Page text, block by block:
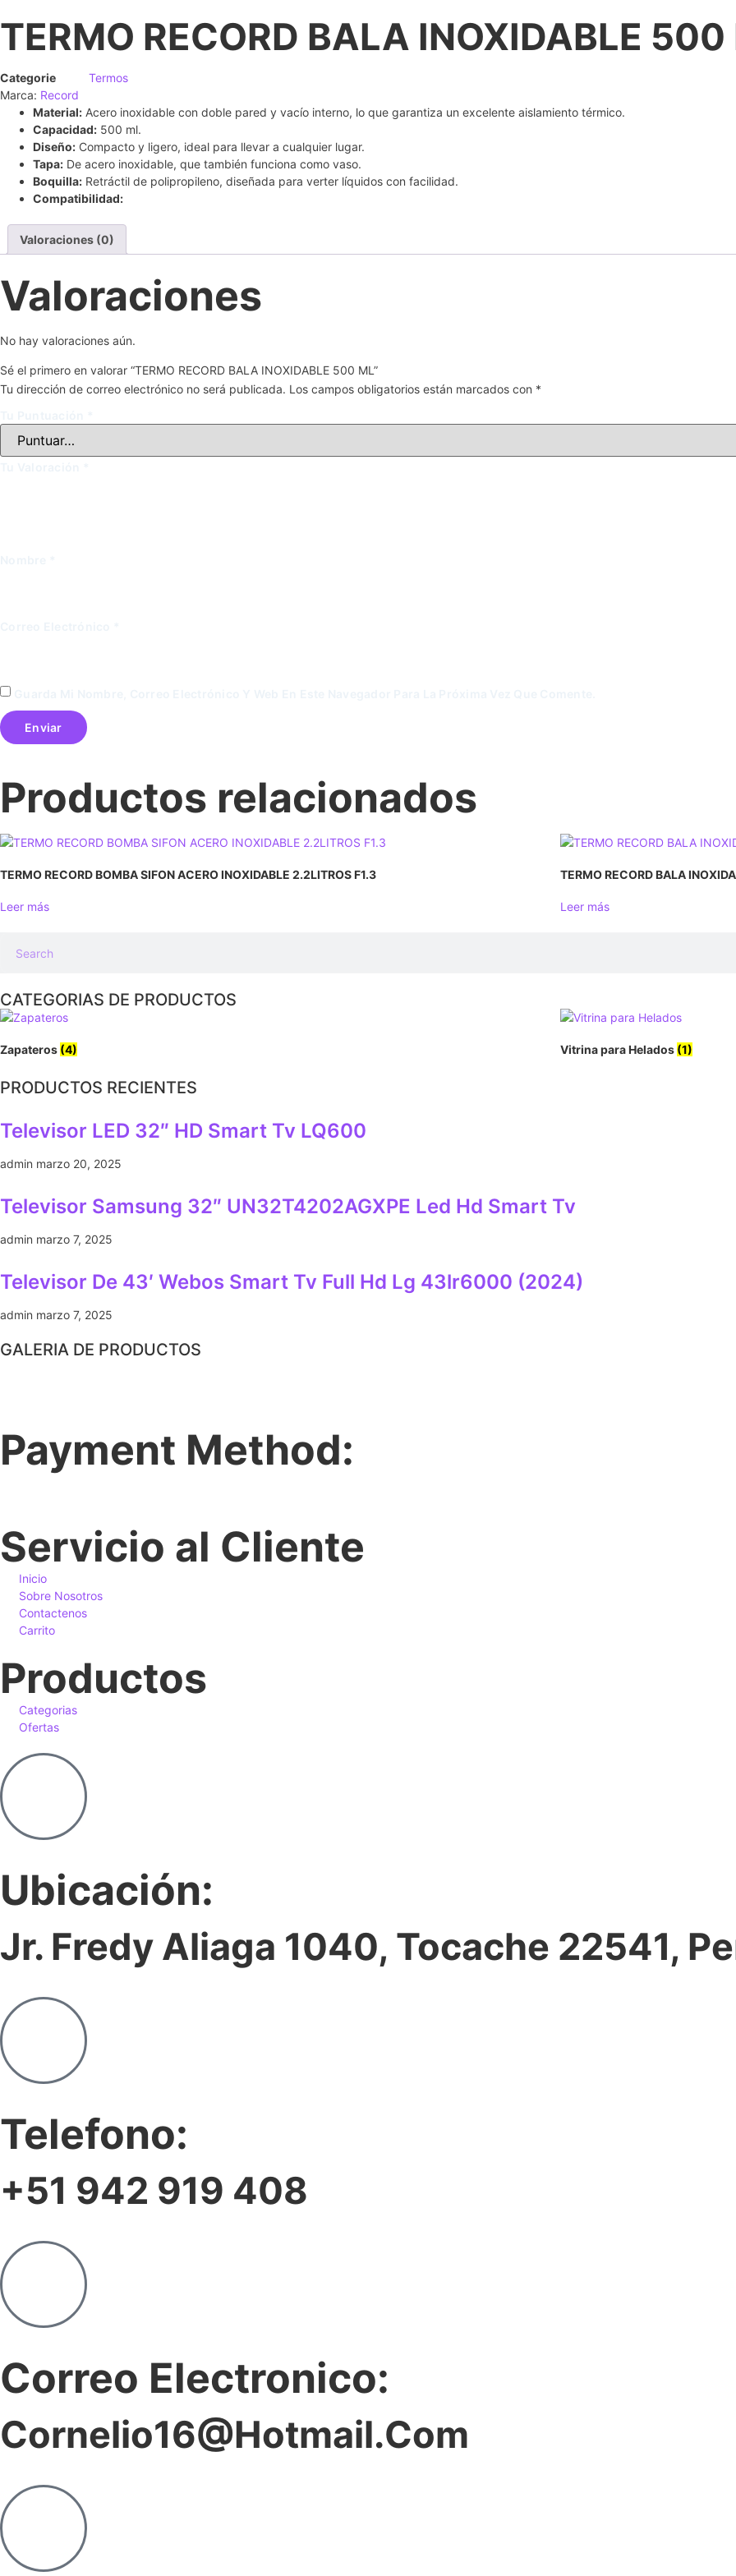
TERMO RECORD BALA INOXIDABLE 500
Categorie
Termos
Marca: Record
Material: Acero inoxidable con doble pared y vacío interno, lo que garantiza un excelente aislamiento térmico.
Capacidad: 500 ml.
Diseño: Compacto y ligero, ideal para llevar a cualquier lugar.
Tapa: De acero inoxidable, que también funciona como vaso.
Boquilla: Retráctil de polipropileno, diseñada para verter líquidos con facilidad.
Compatibilidad:
Valoraciones (0)
Valoraciones
No hay valoraciones aún.
Sé el primero en valorar “TERMO RECORD BALA INOXIDABLE 500 ML”
Tu dirección de correo electrónico no será publicada. Los campos obligatorios están marcados con *
Productos relacionados
TERMO RECORD BOMBA SIFON ACERO INOXIDABLE 2.2LITROS F1.3
Leer más
TERMO RECORD BALA
Leer más
CATEGORIAS DE PRODUCTOS
Zapateros (4) Vitrina para Helados (1)
PRODUCTOS RECIENTES
Televisor LED 32″ HD Smart Tv LQ600
admin marzo 20, 2025
Televisor Samsung 32″ UN32T4202AGXPE Led Hd Smart Tv
admin marzo 7, 2025
Televisor De 43′ Webos Smart Tv Full Hd Lg 43lr6000 (2024)
admin marzo 7, 2025
GALERIA DE PRODUCTOS
Payment Method:
Servicio al Cliente
Inicio
Sobre Nosotros
Contactenos
Carrito
Productos
Categorias
Ofertas
Ubicación:
Jr. Fredy Aliaga 1040, Tocache 22541,
Telefono:
+51 942 919 408
Correo Electronico:
Cornelio16@hotmail.com